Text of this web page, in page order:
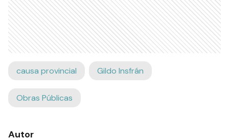
causa provincial Gildo Insfrán
Obras Públicas
Autor